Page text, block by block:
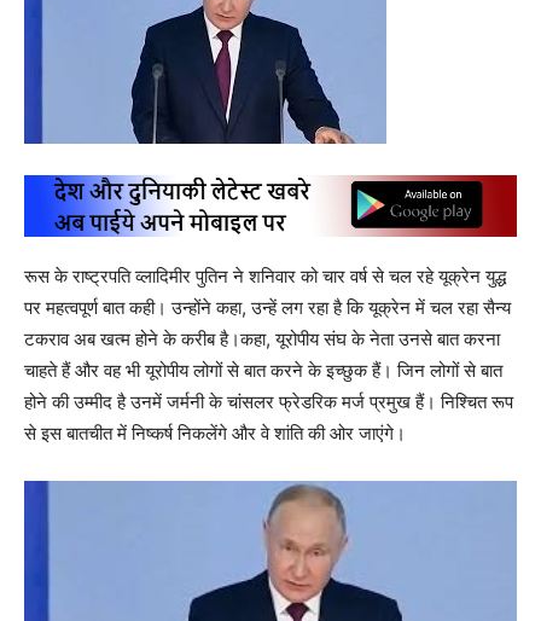
रूस के राष्ट्रपति व्लादिमीर पुतिन ने शनिवार को चार वर्ष से चल रहे यूक्रेन युद्ध
पर महत्वपूर्ण बात कही। उन्होंने कहा, उन्हें लग रहा है कि यूक्रेन में चल रहा सैन्य
टकराव अब खत्म होने के करीब है।कहा, यूरोपीय संघ के नेता उनसे बात करना
चाहते हैं और वह भी यूरोपीय लोगों से बात करने के इच्छुक हैं। जिन लोगों से बात
होने की उम्मीद है उनमें जर्मनी के चांसलर फ्रेडरिक मर्ज प्रमुख हैं। निश्चित रूप
से इस बातचीत में निष्कर्ष निकलेंगे और वे शांति की ओर जाएंगे।